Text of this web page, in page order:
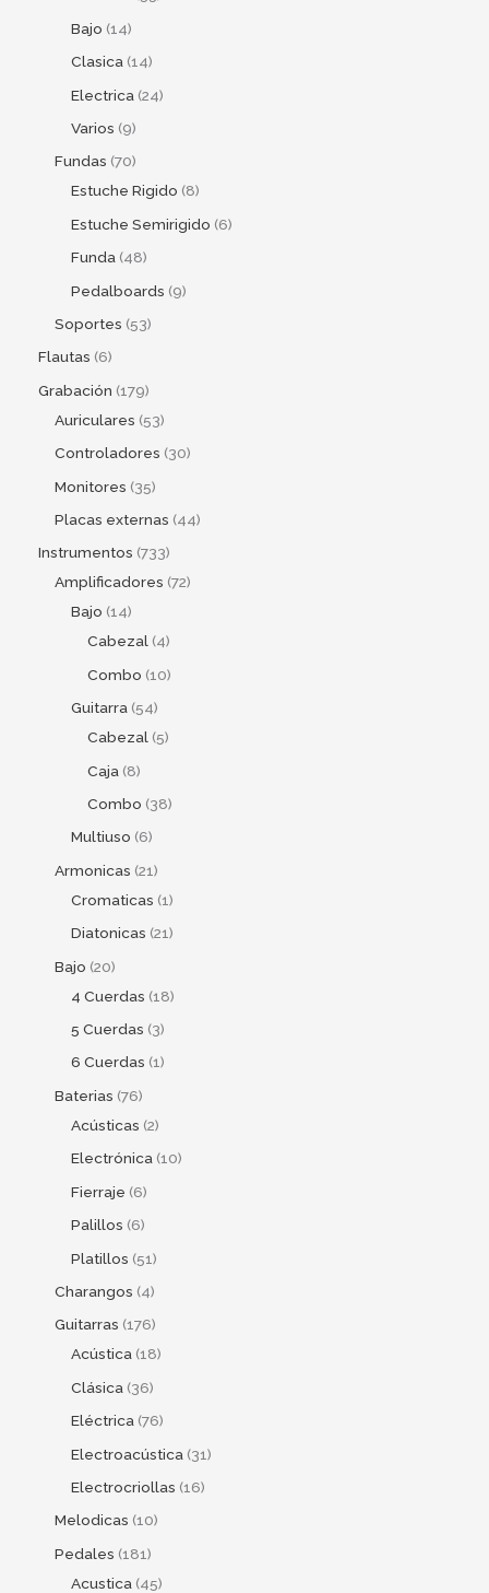
Bajo 14
Clasica 14
Electrica 24
Varios 9
Fundas 70
Estuche Rigido 8
Estuche Semirigido 6
Funda 48
Pedalboards 9
Soportes 53
Flautas 6
Grabación 179
Auriculares 53
Controladores 30
Monitores 35
Placas externas 44
Instrumentos 733
Amplificadores 72
Bajo 14
Cabezal 4
Combo 10
Guitarra 54
Cabezal 5
Caja 8
Combo 38
Multiuso 6
Armonicas 21
Cromaticas 1
Diatonicas 21
Bajo 20
4 Cuerdas 18
5 Cuerdas 3
6 Cuerdas 1
Baterias 76
Acústicas 2
Electrónica 10
Fierraje 6
Palillos 6
Platillos 51
Charangos 4
Guitarras 176
Acústica 18
Clásica 36
Eléctrica 76
Electroacústica 31
Electrocriollas 16
Melodicas 10
Pedales 181
Acustica 45